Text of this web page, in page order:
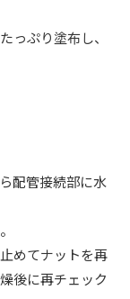
っぷり塗布し、
配管接続部に水
めてナットを再
後に再チェック